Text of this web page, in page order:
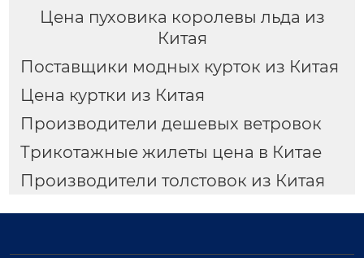
Цена пуховика королевы льда из
Китая
Поставщики модных курток из Китая
Цена куртки из Китая
Производители дешевых ветровок
Трикотажные жилеты цена в Китае
Производители толстовок из Китая